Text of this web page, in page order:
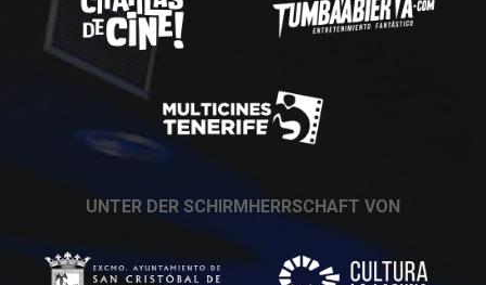
UNTER DER SCHIRMHERRSCHAFT VON